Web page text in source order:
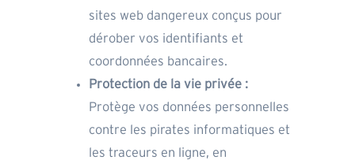
sites web dangereux conçus pour
dérober vos identifiants et
coordonnées bancaires.
Protection de la vie privée :
Protège vos données personnelles
contre les pirates informatiques et
les traceurs en ligne, en